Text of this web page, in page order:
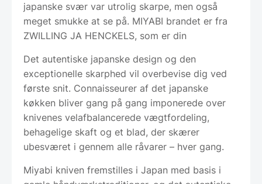
japanske svær var utrolig skarpe, men også
meget smukke at se på. MIYABI brandet er fra
ZWILLING JA HENCKELS, som er din
Det autentiske japanske design og den
exceptionelle skarphed vil overbevise dig ved
første snit. Connaisseurer af det japanske
køkken bliver gang på gang imponerede over
knivenes velafbalancerede vægtfordeling,
behagelige skaft og et blad, der skærer
ubesværet i gennem alle råvarer – hver gang.
Miyabi kniven fremstilles i Japan med basis i